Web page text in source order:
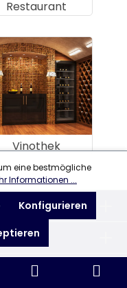
Restaurant
Vinothek
eine bestmögliche
Informationen ...
Konfigurieren